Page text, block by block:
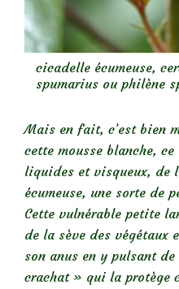
cicadelle écumeuse,
spumarius ou philène
Mais en fait, c’est bien
cette mousse blanche,
liquides et visqueux, de
écumeuse, une sorte de
Cette vulnérable petite
de la sève des végétaux
son anus en y pulsant
crachat » qui la protège